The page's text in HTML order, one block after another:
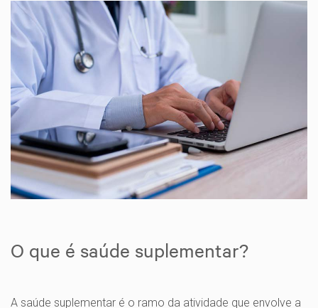
O que é saúde suplementar?
A saúde suplementar é o ramo da atividade que envolve a